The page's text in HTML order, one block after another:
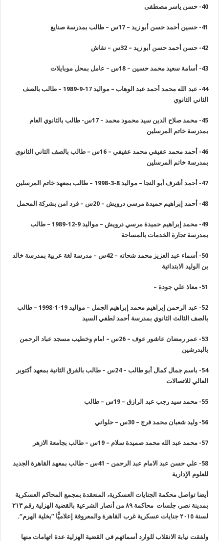
40- حسن ياسر مصطفى
41- حسين أحمد حسن أبو زيد – 17س – طالب بمدرسة صنايع
42- حسن أحمد حسن أبو زيد – 32س – نقاش
43- أسامة سعيد محمد حسين – 18س – عامل بمحل موبايلات
44-
عبد الله محمد أحمد عبد الوهاب – مواليد 17-9-1989 – طالب بالصف
الثاني الثانوي
45-
محمد صلاح الدين سيد محمود محمد – 17س- طالب بالثانوي العام
بمدرسة خاتم المرسلين
46-
أحمد محمد عفيفي محمد عفيفي – 16س – طالب بالصف الثاني الثانوي
بمدرسة خاتم المرسلين
47- أحمد أشرف أبو النجا – مواليد 8-3-1998 – طالب بمعهد خاتم المرسلين
48- أحمد إبراهيم حميدة مرسي درويش – 20س – فرد امن بشركة المحمل
49-
محمد إبراهيم حميدة مرسي درويش – مواليد 9-12-1989 – طالب
بمدرسة تجارة الخدمات بالمساحة
50-
أسماء عبد العزيز محمد شحاته – 42س – مدرسة لغة عربية بمدرسة خالد
بن الوليد الابتدائية
51- معاذ علي جودة –
52-
عبد الرحمن إبراهيم محمد إبراهيم الجمل – مواليد 19-1-1998 – طالب
بالصف الثالث الثانوي بمدرسة أحمد لطفي السيد
53-
عمر رمضان عاشور عوف – 26س – امام وخطيب مسجد عباد الرحمن
بالبدرشين
54-
باسم جمال كمال أبو طالب – 24س – طالب بالفرق الثانية بمعهد أكتوبر
العالي للاتصالات
55- محمد سيد رجب عبد الرازق – 19س – طالب
56- وليد شعبان محمد فرج – 30س – حلواني
57- محمد عبد الله محمد صميدة سلام – 19س – طالب بجامعة الازهر
58-
علي حسن عبد الامام عبد الرحمن – 41س – طالب بمعهد القاهرة الجديد
للعلوم الإدارية
أيضا تواصل محكمة الجنايات العسكرية، المنعقدة بمجمع المحاكم العسكرية
بمدينة نصر، جلسات محاكمة ٨٩ من أنصار الشرعية بالقضية الهزلية رقم ٢١٣
لسنة ٢٠١٥ جنايات عسكرية غرب القاهرة والمعروفة إعلاميًّا ”بخلية الهرم
“.
ولفقت نيابة الانقلاب للوارد أسمائهم فى القضية الهزلية عدة اتهامات منها